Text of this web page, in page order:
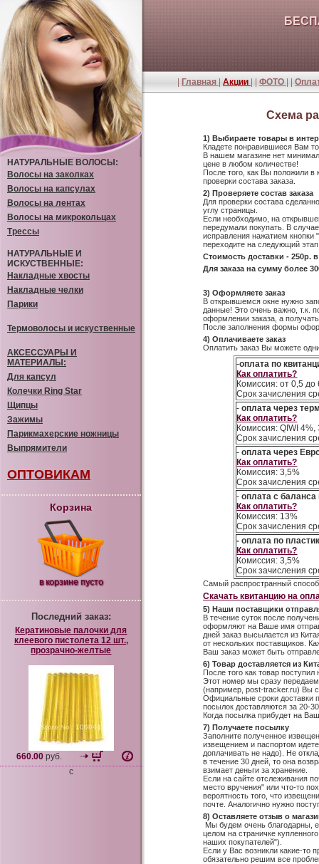
Главная Акции ФОТО
НАТУРАЛЬНЫЕ ВОЛОСЫ:
Волосы на заколках
Волосы на капсулах
Волосы на лентах
Волосы на микрокольцах
Трессы
НАТУРАЛЬНЫЕ И
ИСКУСТВЕННЫЕ:
Накладные хвосты
Накладные челки
Парики
Термоволосы и искуственные
АКСЕССУАРЫ И
МАТЕРИАЛЫ:
Для капсул
Колечки Ring Star
Щипцы
Зажимы
Парикмахерские ножницы
Выпрямители
ОПТОВИКАМ
Корзина
в корзине пусто
Последний заказ:
Кератиновые палочки для
клеевого пистолета 12 шт.,
прозрачно-желтые
660.00 руб.
c
Схема
1) Выбираете товары в
Кладете понравившиеся Вам
В нашем магазине нет
цене в любом количестве!
После того, как Вы положили в
проверки состава заказа.
2) Проверяете состав заказа
Для проверки состава
углу страницы.
Если необходимо, на
передумали покупать. В
исправления нажатием кнопки
переходите на следующий
Стоимость доставки - 250р.
Для заказа на сумму более
3) Оформляете заказ
В открывшемся окне нужно
данные! Это очень важно, т.к.
оформлении заказа, а
После заполнения формы
4) Оплачиваете заказ
Оплатить заказ Вы можете
-оплата по
Как оплатить?
Комиссия: от 0,5
Срок зачисления
-оплата через
Как оплатить?
Комиссия: QIWI
Срок зачисления
-оплата через
Как оплатить?
Комиссия: 3,5%
Срок зачисления
-оплата с
Как оплатить?
Комиссия: 13%
Срок зачисления
- оплата по
Как оплатить?
Комиссия: 3,5%
Срок зачисления
Самый распространный
Скачать квитанцию на
5) Наши поставщики
В течение суток после
оформляют на Ваше имя
дней заказ высылается из
от нескольких поставщиков.
Ваш заказ может быть
6) Товар доставляется из
После того как товар
Этот номер мы сразу
(например, post-tracker.ru) Вы
Официальные сроки доставки
посылок доставляются за 20-
Когда посылка прибудет на
7) Получаете посылку
Заполните полученное
извещением и паспортом
доплачивать не надо). Не
в течение 30 дней, то она
взимает деньги за хранение.
Если на сайте отслеживания
место вручения" или что-то
вероятность того, что
почте. Аналогично нужно
8) Оставляете отзыв о
Мы будем очень благодарны,
целом на страничке
наших покупателей").
Если у Вас возникли какие-то
обязательно решим все